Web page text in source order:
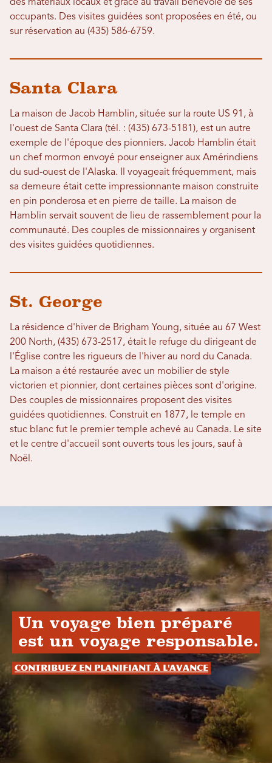
des matériaux locaux et grâce au travail bénévole de ses
occupants. Des visites guidées sont proposées en été, ou
sur réservation au (435) 586-6759.
Santa Clara
La maison de Jacob Hamblin, située sur la route US 91, à
l'ouest de Santa Clara (tél. : (435) 673-5181), est un autre
exemple de l'époque des pionniers. Jacob Hamblin était
un chef mormon envoyé pour enseigner aux Amérindiens
du sud-ouest de l'Alaska. Il voyageait fréquemment, mais
sa demeure était cette impressionnante maison construite
en pin ponderosa et en pierre de taille. La maison de
Hamblin servait souvent de lieu de rassemblement pour la
communauté. Des couples de missionnaires y organisent
des visites guidées quotidiennes.
St. George
La résidence d'hiver de Brigham Young, située au 67 West
200 North, (435) 673-2517, était le refuge du dirigeant de
l'Église contre les rigueurs de l'hiver au nord du Canada.
La maison a été restaurée avec un mobilier de style
victorien et pionnier, dont certaines pièces sont d'origine.
Des couples de missionnaires proposent des visites
guidées quotidiennes. Construit en 1877, le temple en
stuc blanc fut le premier temple achevé au Canada. Le site
et le centre d'accueil sont ouverts tous les jours, sauf à
Noël.
Un voyage bien préparé
est un voyage responsable.
Contribuez en planifiant à l'avance